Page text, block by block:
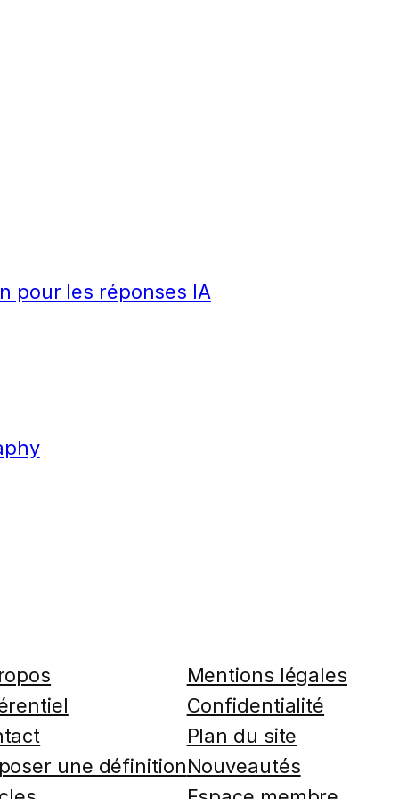
pour les réponses IA
une définition
Mentions légales
Confidentialité
Plan du site
Nouveautés